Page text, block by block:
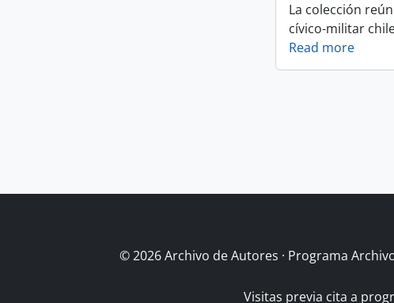
La colección
cívico-militar
Read more
© 2026 Archivo de Autores · Programa
Visitas previa cita a